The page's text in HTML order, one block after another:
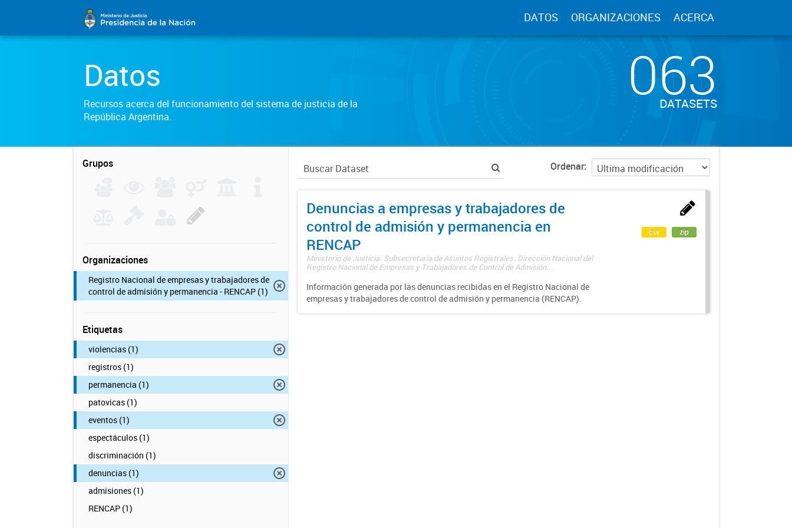
DATOS ORGANIZACIONES ACERCA
Datos
Recursos acerca del funcionamiento del sistema de justicia de la
República Argentina.
063
DATASETS
Grupos
Organizaciones
Registro Nacional de empresas y trabajadores de
control de admisión y permanencia - RENCAP (1)
Etiquetas
violencias (1)
registros (1)
permanencia (1)
patovicas (1)
eventos (1)
espectáculos (1)
discriminación (1)
denuncias (1)
admisiones (1)
RENCAP (1)
Ordenar
Denuncias a empresas y trabajadores de
control de admisión y permanencia en
RENCAP
Ministerio de Justicia. Subsecretaría de Asuntos Registrales. Dirección Nacional del
Registro Nacional de Empresas y Trabajadores de Control de Admisión...
Información generada por las denuncias recibidas en el Registro Nacional de
empresas y trabajadores de control de admisión y permanencia (RENCAP).
csv zip